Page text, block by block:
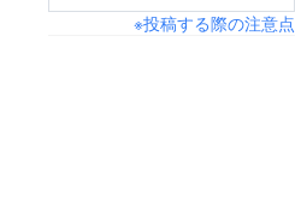
※投稿する際の注意点